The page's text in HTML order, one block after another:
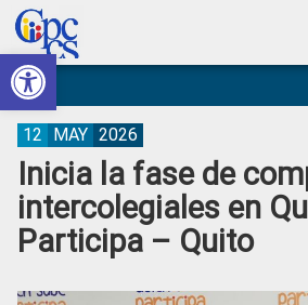
Abrir barra de herramientas
Skip
to
primary
navigation
Skip
to
main
content
Skip
to
primary
sidebar
Skip
to
footer
Consejo
de
Participación
Ciudadana
Control
Social
Construyendo
Poder
Ciudadano
Inicia la fase de
intercolegiales en
Participa – Quito
12 MAY 2026